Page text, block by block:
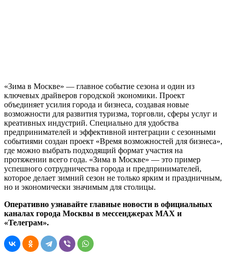
«Зима в Москве» — главное событие сезона и один из
ключевых драйверов городской экономики. Проект
объединяет усилия города и бизнеса, создавая новые
возможности для развития туризма, торговли, сферы услуг и
креативных индустрий. Специально для удобства
предпринимателей и эффективной интеграции с сезонными
событиями создан проект «Время возможностей для бизнеса»,
где можно выбрать подходящий формат участия на
протяжении всего года. «Зима в Москве» — это пример
успешного сотрудничества города и предпринимателей,
которое делает зимний сезон не только ярким и праздничным,
но и экономически значимым для столицы.
Оперативно узнавайте главные новости в официальных
каналах города Москвы в мессенджерах MAX и
«Телеграм».